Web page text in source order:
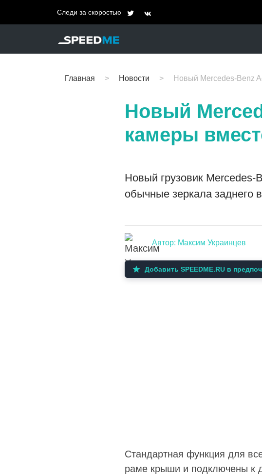
Следи за скоростью
Главная Новости Новый Mercedes-Benz
Новый
камеры
Новый грузовик
обычные зеркала заднего
Автор: Максим Украинцев
Добавить SPEEDME.RU в
Стандартная функция для
раме крыши и подключены к